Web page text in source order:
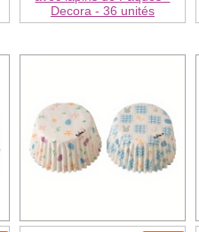
Decora - 36 unités